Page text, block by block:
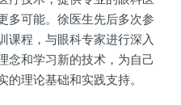
多可能。徐医生先后多次参
课程，与眼科专家进行深入
念和学习新的技术，为自己
理论基础和实践支持。